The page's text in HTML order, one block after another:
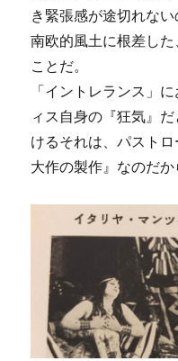
き緊張感が途切れな
南欧的風土に根差し
ことだ。
「イントレランス」
ィス自身の『狂気』
けるそれは、パスト
大作の製作』なのだか